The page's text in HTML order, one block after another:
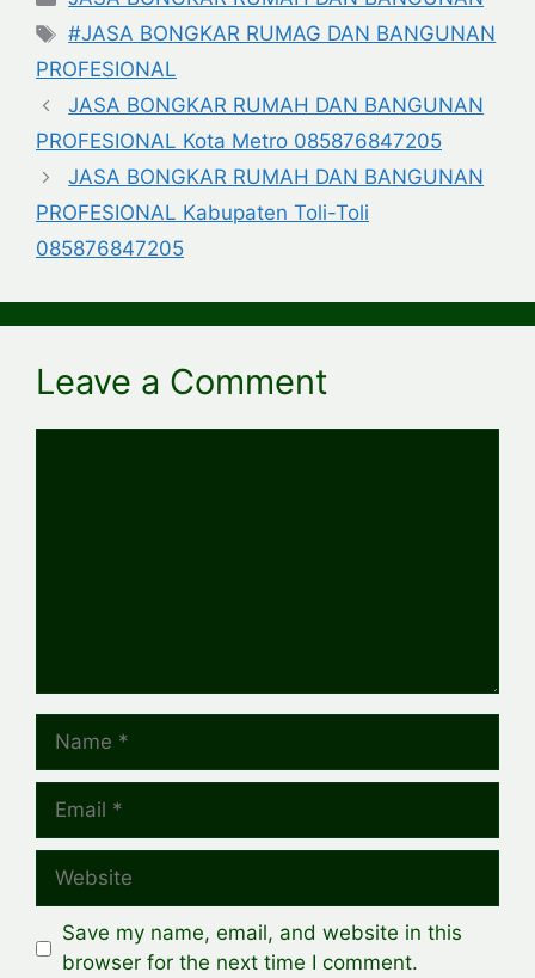
Tags
#JASA BONGKAR RUMAG DAN BANGUNAN
PROFESIONAL
JASA BONGKAR RUMAH DAN BANGUNAN
PROFESIONAL Kota Metro 085876847205
JASA BONGKAR RUMAH DAN BANGUNAN
PROFESIONAL Kabupaten Toli-Toli
085876847205
Leave a Comment
Name
Email
Website
Save my name, email, and website in this
browser for the next time I comment.